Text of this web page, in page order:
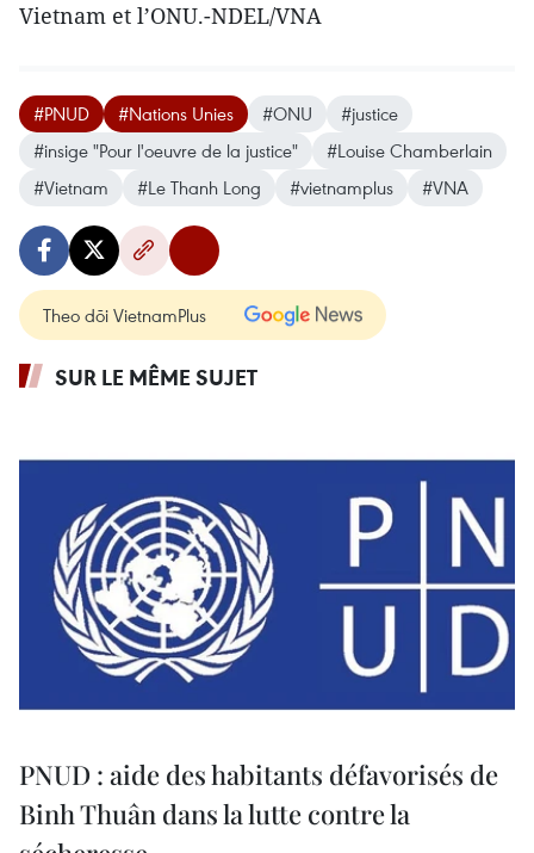
Vietnam et l’ONU.-NDEL/VNA
#PNUD #Nations Unies #ONU
#justice
#insige "Pour l'oeuvre de la justice"
#Louise Chamberlain
#Vietnam
#Le Thanh Long #vietnamplus #VNA
Theo dõi VietnamPlus
SUR LE MÊME SUJET
PNUD : aide des habitants défavorisés de
Binh Thuân dans la lutte contre la